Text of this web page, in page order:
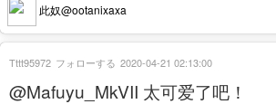
此奴@ootanixaxa
@Mafuyu_MkVII 太可爱了吧！
Tttt95972 フォローする 2020-04-21 02:13:00